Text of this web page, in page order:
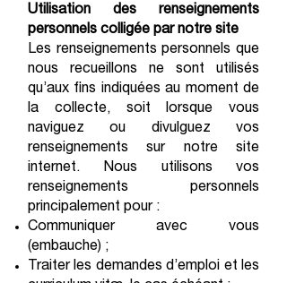
Utilisation des renseignements
personnels colligée par notre site
Les renseignements personnels que
nous recueillons ne sont utilisés
qu’aux fins indiquées au moment de
la collecte, soit lorsque vous
naviguez ou divulguez vos
renseignements sur notre site
internet. Nous utilisons vos
renseignements personnels
principalement pour :
Communiquer avec vous
(embauche) ;
Traiter les demandes d’emploi et les